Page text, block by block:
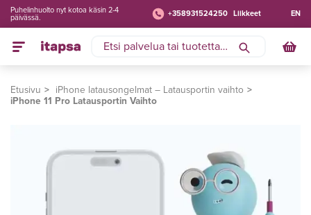
+358931524250 Liikkeet
Puhelinhuolto nyt kotoa käsin 2-4
päivässä.
EN
Etusivu
iPhone latausongelmat – Latausportin vaihto
iPhone 11 Pro Latausportin Vaihto